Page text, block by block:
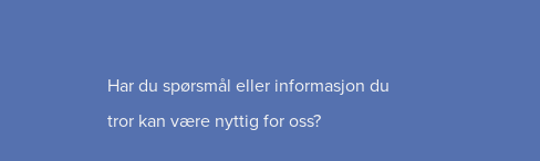
Har du spørsmål eller informasjon du
tror kan være nyttig for oss?